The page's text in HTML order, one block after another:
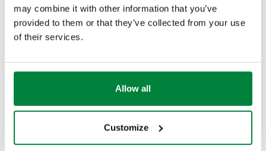
may combine it with other information that you’ve
provided to them or that they’ve collected from your use
of their services.
Allow all
Customize
Numri i
pjesës
Lidhjet
Furnizimi me energji
Kv
643042
228-1) F
230 V AC
m³/h
△p maks.